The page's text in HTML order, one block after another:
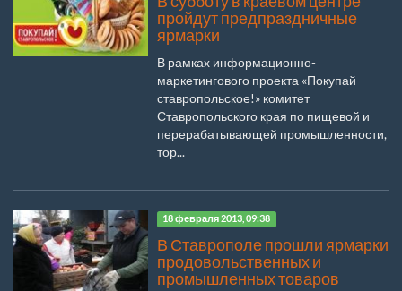
пройдут предпраздничные
ярмарки
В рамках информационно-
маркетингового проекта «Покупай
ставропольское!» комитет
Ставропольского края по пищевой и
перерабатывающей промышленности,
тор...
18 февраля 2013, 09:38
В Ставрополе прошли ярмарки
продовольственных и
промышленных товаров